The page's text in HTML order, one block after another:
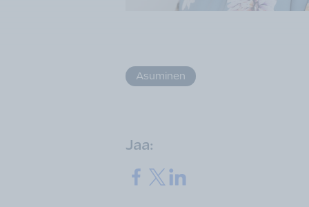
Asiasanat
Asuminen
Jaa:
Jaa. Jaa.Jaa.